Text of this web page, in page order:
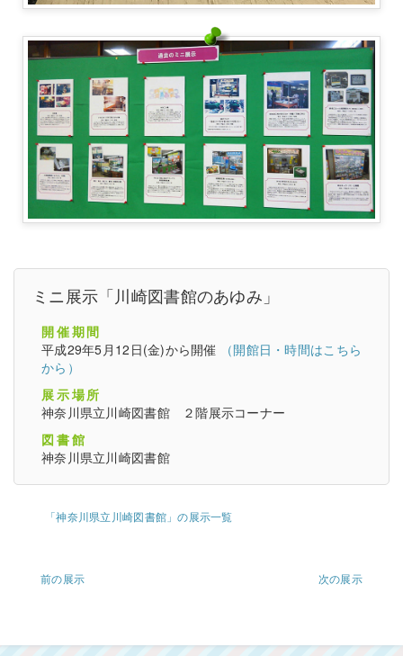
ミニ展示「川崎図書館のあゆみ」
開催期間
平成29年5月12日(金)から開催
（開館日・時間はこちら
から）
展示場所
神奈川県立川崎図書館 ２階展示コーナー
図書館
神奈川県立川崎図書館
「神奈川県立川崎図書館」の展示一覧
前の展示 次の展示